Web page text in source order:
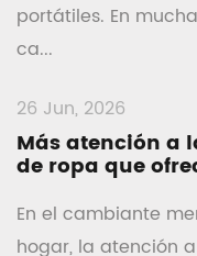
portátiles. En
ca...
26 Jun, 2026
Más atención a
de ropa que
En el cambiante
hogar, la atención